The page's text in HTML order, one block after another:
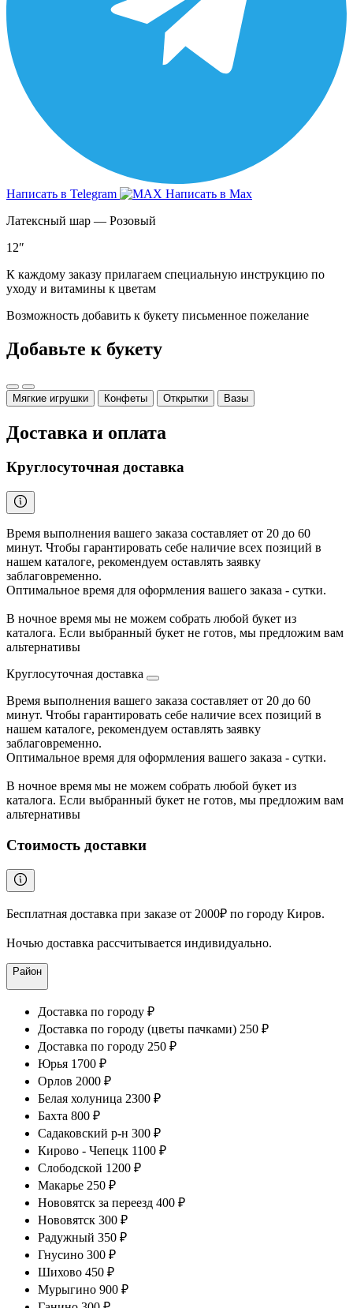
Написать в Telegram
Написать в Max
Латексный шар — Розовый
12″
К каждому заказу прилагаем специальную инструкцию по
уходу и витамины к цветам
Возможность добавить к букету письменное пожелание
Добавьте к букету
Мягкие игрушки Конфеты Открытки Вазы
Доставка и оплата
Круглосуточная доставка
Время выполнения вашего заказа составляет от 20 до 60
минут. Чтобы гарантировать себе наличие всех позиций в
нашем каталоге, рекомендуем оставлять заявку
заблаговременно.
Оптимальное время для оформления вашего заказа - сутки.
В ночное время мы не можем собрать любой букет из
каталога. Если выбранный букет не готов, мы предложим вам
альтернативы
Круглосуточная доставка
Время выполнения вашего заказа составляет от 20 до 60
минут. Чтобы гарантировать себе наличие всех позиций в
нашем каталоге, рекомендуем оставлять заявку
заблаговременно.
Оптимальное время для оформления вашего заказа - сутки.
В ночное время мы не можем собрать любой букет из
каталога. Если выбранный букет не готов, мы предложим вам
альтернативы
Стоимость доставки
Бесплатная доставка при заказе от 2000₽ по городу Киров.
Ночью доставка рассчитывается индивидуально.
Район
Доставка по городу ₽
Доставка по городу (цветы пачками) 250 ₽
Доставка по городу 250 ₽
Юрья 1700 ₽
Орлов 2000 ₽
Белая холуница 2300 ₽
Бахта 800 ₽
Садаковский р-н 300 ₽
Кирово - Чепецк 1100 ₽
Слободской 1200 ₽
Макарье 250 ₽
Нововятск за переезд 400 ₽
Нововятск 300 ₽
Радужный 350 ₽
Гнусино 300 ₽
Шихово 450 ₽
Мурыгино 900 ₽